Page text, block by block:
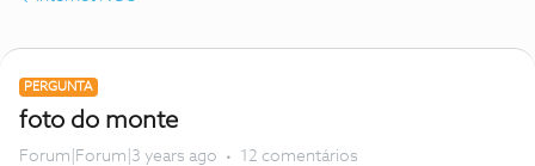
PERGUNTA
foto do monte
Forum|Forum|3 years ago 12 comentários